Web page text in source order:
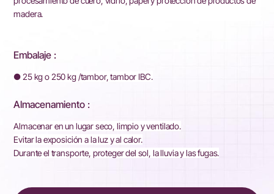
madera.
Embalaje :
● 25 kg o 250 kg /tambor, tambor IBC.
Almacenamiento :
Almacenar en un lugar seco, limpio y ventilado.
Evitar la exposición a la luz y al calor.
Durante el transporte, proteger del sol, la lluvia y las fugas.